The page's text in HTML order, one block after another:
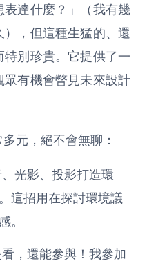
達什麼？」（我有幾
，但這種生猛的、還
別珍貴。它提供了一
有機會瞥見未來設計
元，絕不會無聊：
光影、投影打造環
這招用在探討環境議
。
，還能參與！我參加